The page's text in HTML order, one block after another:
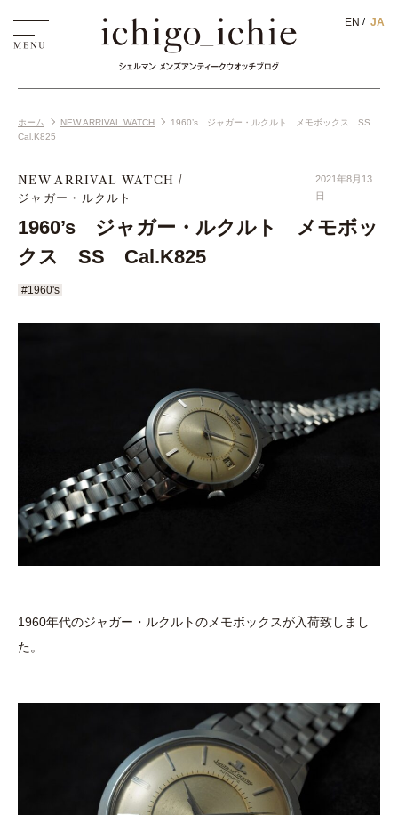
ホーム NEW ARRIVAL WATCH
1960’s ジャガー・ルクルト メモボックス SS
Cal.K825
NEW ARRIVAL WATCH
ジャガー・ルクルト
2021年8月13
日
1960’s ジャガー・ルクルト メモボッ
クス SS Cal.K825
#1960's
1960年代のジャガー・ルクルトのメモボックスが入荷致しまし
た。
EN JA